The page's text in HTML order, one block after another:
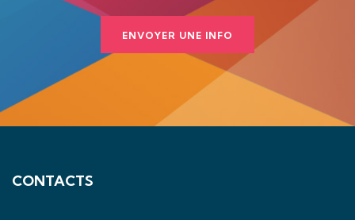
ENVOYER UNE INFO
CONTACTS